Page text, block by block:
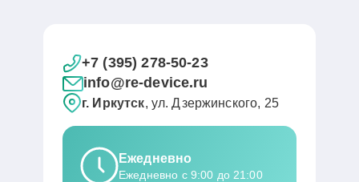
+7 (395) 278-50-23
info@re-device.ru
г. Иркутск, ул. Дзержинского, 25
Ежедневно
Ежедневно с 9:00 до 21:00